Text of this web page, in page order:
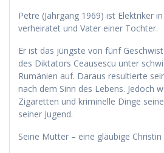
Petre (Jahrgang 1969) ist Elektriker
verheiratet und Vater einer Tochter.
Er ist das jüngste von fünf
des Diktators Ceausescu unter
Rumänien auf. Daraus resultierte
nach dem Sinn des Lebens. Jedoch
Zigaretten und kriminelle Dinge
seiner Jugend.
Seine Mutter – eine gläubige